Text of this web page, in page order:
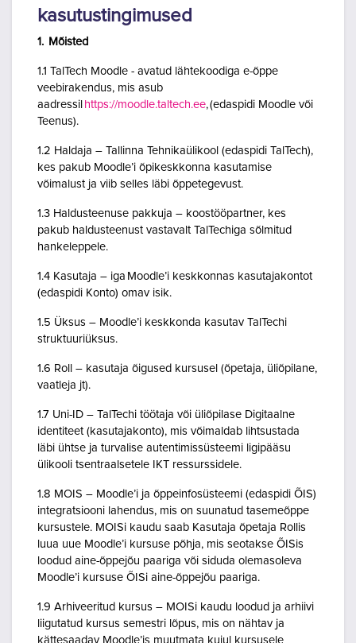
kasutustingimused
1. Mõisted
1.1 TalTech Moodle - avatud lähtekoodiga e-õppe
veebirakendus, mis asub
aadressil https://moodle.taltech.ee, (edaspidi Moodle või
Teenus).
1.2 Haldaja – Tallinna Tehnikaülikool (edaspidi TalTech),
kes pakub Moodle’i õpikeskkonna kasutamise
võimalust ja viib selles läbi õppetegevust.
1.3 Haldusteenuse pakkuja – koostööpartner, kes
pakub haldusteenust vastavalt TalTechiga sõlmitud
hankeleppele.
1.4 Kasutaja – iga Moodle’i keskkonnas kasutajakontot
(edaspidi Konto) omav isik.
1.5 Üksus – Moodle’i keskkonda kasutav TalTechi
struktuuriüksus.
1.6 Roll – kasutaja õigused kursusel (õpetaja, üliõpilane,
vaatleja jt).
1.7 Uni-ID – TalTechi töötaja või üliõpilase Digitaalne
identiteet (kasutajakonto), mis võimaldab lihtsustada
läbi ühtse ja turvalise autentimissüsteemi ligipääsu
ülikooli tsentraalsetele IKT ressurssidele.
1.8 MOIS – Moodle’i ja õppeinfosüsteemi (edaspidi ÕIS)
integratsiooni lahendus, mis on suunatud tasemeõppe
kursustele. MOISi kaudu saab Kasutaja õpetaja Rollis
luua uue Moodle’i kursuse põhja, mis seotakse ÕISis
loodud aine-õppejõu paariga või siduda olemasoleva
Moodle’i kursuse ÕISi aine-õppejõu paariga.
1.9 Arhiveeritud kursus – MOISi kaudu loodud ja arhiivi
liigutatud kursus semestri lõpus, mis on nähtav ja
kättesaadav Moodle’is muutmata kujul kursusele